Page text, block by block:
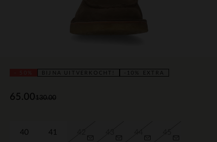
BIJNA UITVERKOCHT! -10% EXTRA
130.00
65.00
40 41